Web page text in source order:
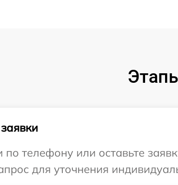
телефону или оставьте
для уточнения